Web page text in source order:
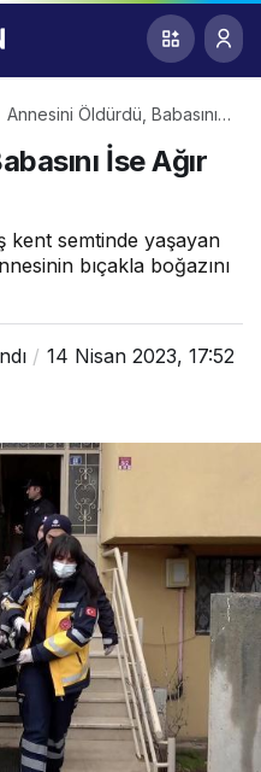
Annesini Öldürdü, Babasını
İse Ağır
kent semtinde yaşayan
bıçakla boğazını
14 Nisan 2023, 17:52
0